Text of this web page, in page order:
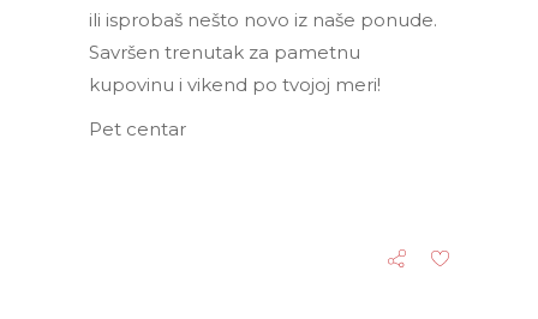
ili isprobaš nešto novo iz naše ponude.
Savršen trenutak za pametnu
kupovinu i vikend po tvojoj meri!
Pet centar